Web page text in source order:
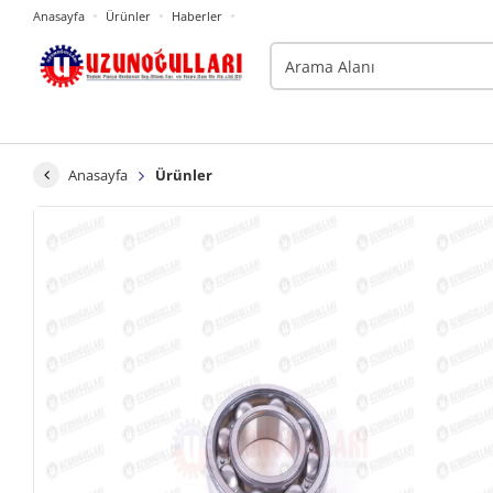
Anasayfa Ürünler Haberler
Anasayfa Ürünler